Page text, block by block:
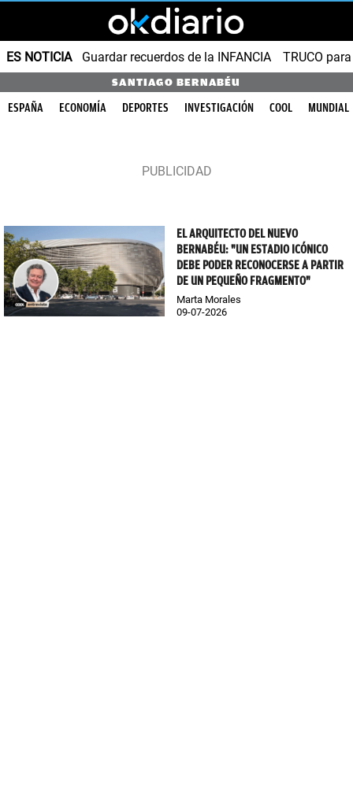
ES NOTICIA Guardar recuerdos de la INFANCIA TRUCO
SANTIAGO BERNABÉU
ESPAÑA ECONOMÍA DEPORTES INVESTIGACIÓN COOL MUNDIAL
EL ARQUITECTO DEL NUEVO
BERNABÉU: "UN ESTADIO ICÓNICO
DEBE PODER RECONOCERSE A PARTIR
DE UN PEQUEÑO FRAGMENTO"
Marta Morales
09-07-2026